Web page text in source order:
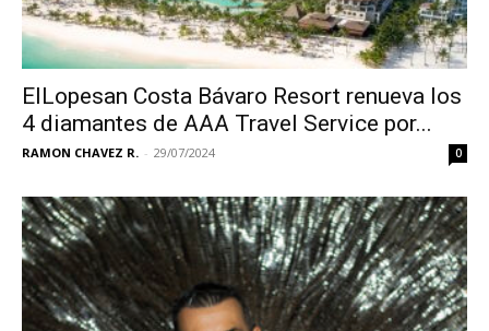
ElLopesan Costa Bávaro Resort renueva los
4 diamantes de AAA Travel Service por...
RAMON CHAVEZ R. - 29/07/2024 0